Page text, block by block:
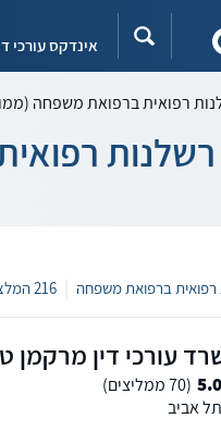
אינדקס עורכי
רפואית ברפואת משפחה
רשלנות
216 המלצות
עורכי דין מרקמן
5.0 (70 ממליצים)
תל אביב